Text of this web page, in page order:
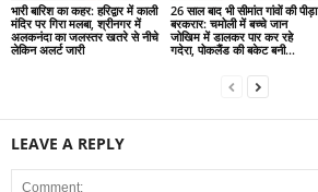
भारी बारिश का कहर: हरिद्वार में काली
मंदिर पर गिरा मलबा, श्रीनगर में
अलकनंदा का जलस्तर खतरे से नीचे
लेकिन अलर्ट जारी
26 साल बाद भी सीमांत गांवों की पीड़ा
बरकरार: चमोली में बच्चे जान
जोखिम में डालकर पार कर रहे
गदेरा, पोकलैंड की बकेट बनी...
LEAVE A REPLY